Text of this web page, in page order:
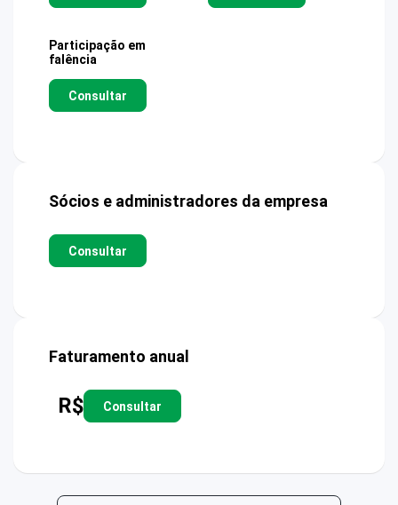
Participação em
falência
Consultar
Sócios e administradores da empresa
Consultar
Faturamento anual
R$ Consultar